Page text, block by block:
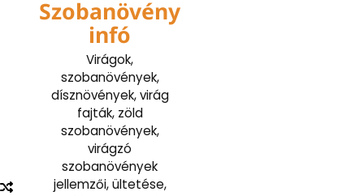
Szobanövény
infó
Virágok,
szobanövények,
dísznövények, virág
fajták, zöld
szobanövények,
virágzó
szobanövények
jellemzői, ültetése,